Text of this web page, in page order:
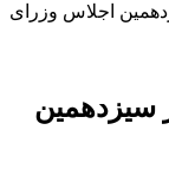
اجلاس وزرای
سیزدهمین